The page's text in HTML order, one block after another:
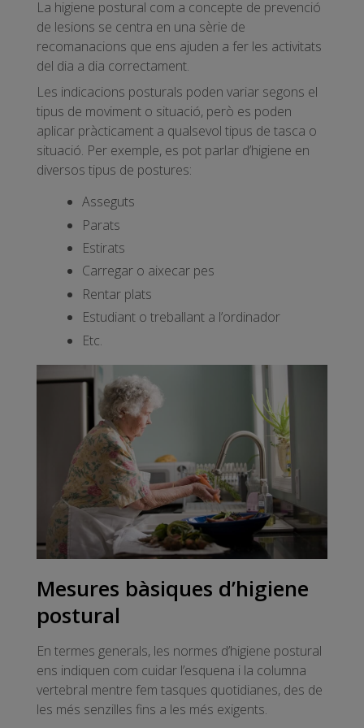
La higiene postural com a concepte de prevenció
de lesions se centra en una sèrie de
recomanacions que ens ajuden a fer les activitats
del dia a dia correctament.
Les indicacions posturals poden variar segons el
tipus de moviment o situació, però es poden
aplicar pràcticament a qualsevol tipus de tasca o
situació. Per exemple, es pot parlar d’higiene en
diversos tipus de postures:
Asseguts
Parats
Estirats
Carregar o aixecar pes
Rentar plats
Estudiant o treballant a l’ordinador
Etc.
Mesures bàsiques d’higiene
postural
En termes generals, les normes d’higiene postural
ens indiquen com cuidar l’esquena i la columna
vertebral mentre fem tasques quotidianes, des de
les més senzilles fins a les més exigents.